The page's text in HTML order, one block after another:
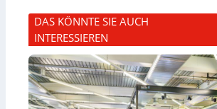
DAS KÖNNTE SIE AUCH
INTERESSIEREN